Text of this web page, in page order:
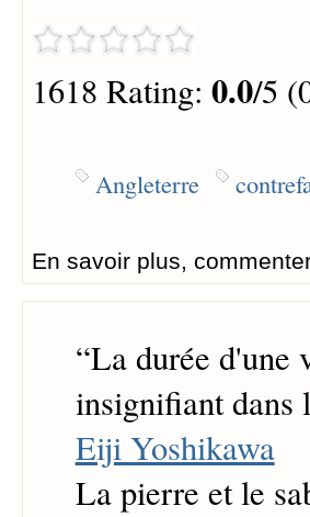
1618 Rating: 0.0/5
Angleterre
En savoir plus,
“La durée d'une
insignifiant dans
Eiji Yoshikawa
La pierre et le